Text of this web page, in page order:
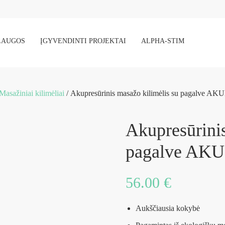
ĮGYVENDINTI PROJEKTAI ALPHA-STIM
kilimėliai / Akupresūrinis masažo kilimėlis su pagalve
pagalve
56.00 €
Aukščiausia kokybė